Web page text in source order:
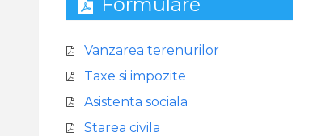
Vanzarea terenurilor
Taxe si impozite
Asistenta sociala
Starea civila